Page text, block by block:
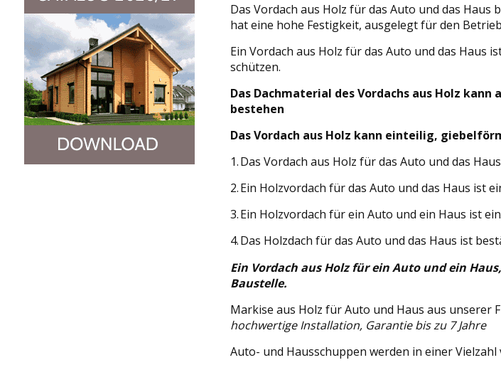
Das Vordach aus Holz für das Auto und das
hat eine hohe Festigkeit, ausgelegt für den
Ein Vordach aus Holz für das Auto und das Haus
schützen.
Das Dachmaterial des Vordachs aus Holz
bestehen
Das Vordach aus Holz kann einteilig,
1.Das Vordach aus Holz für das Auto und das
2.Ein Holzvordach für das Auto und das Haus ist
3.Ein Holzvordach für ein Auto und ein Haus ist
4.Das Holzdach für das Auto und das Haus ist
Ein Vordach aus Holz für ein Auto und ein
Baustelle.
Markise aus Holz für Auto und Haus aus unserer
hochwertige Installation, Garantie bis zu 7 Jahre
Auto- und Hausschuppen werden in einer